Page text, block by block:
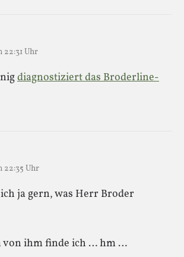
22:31 Uhr
diagnostiziert das Broderline-
22:35 Uhr
ja gern, was Herr Broder
von ihm finde ich … hm …